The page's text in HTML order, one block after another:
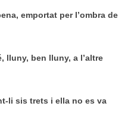
emportat per l’ombra de
lluny, ben lluny, a l’altre
li sis trets i ella no es va